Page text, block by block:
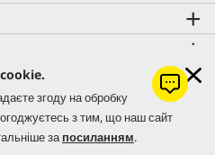
згоду на обробку
з тим, що наш сайт
запосиланням.
- офіційне представництво